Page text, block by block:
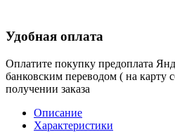
Удобная оплата
Оплатите покупку предоплата
банковским переводом ( на карту
получении заказа
Описание
Характеристики